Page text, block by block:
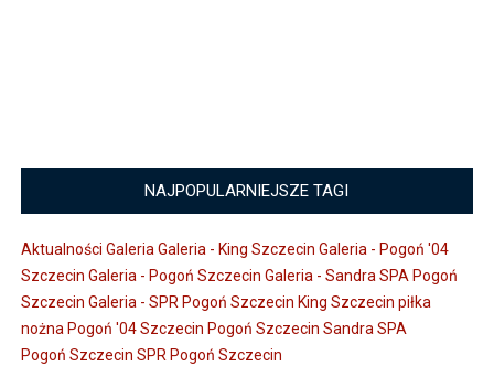
NAJPOPULARNIEJSZE TAGI
Aktualności GaleriaGaleria - King Szczecin Galeria - Pogoń '04
Szczecin Galeria - Pogoń Szczecin Galeria - Sandra SPA Pogoń
Szczecin Galeria - SPR Pogoń Szczecin King Szczecin piłka
nożna Pogoń '04 Szczecin Pogoń Szczecin Sandra SPA
Pogoń Szczecin SPR Pogoń Szczecin